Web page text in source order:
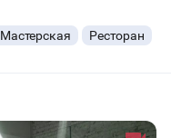
Мастерская
Ресторан